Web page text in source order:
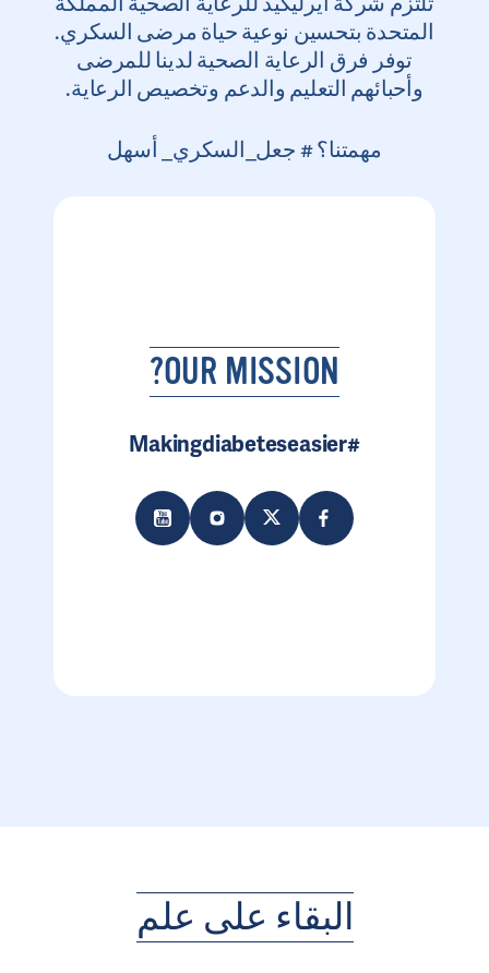
المتحدة بتحسين نوعية حياة مرضى السكري.
توفر فرق الرعاية الصحية لدينا للمرضى
وأحبائهم التعليم والدعم وتخصيص الرعاية.
مهمتنا؟ # جعل_السكري_ أسهل
OUR MISSION?
#Makingdiabeteseasier
البقاء على علم